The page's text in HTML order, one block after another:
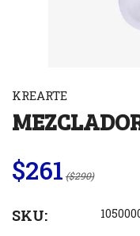
KREARTE
$261 ($290)
SKU: